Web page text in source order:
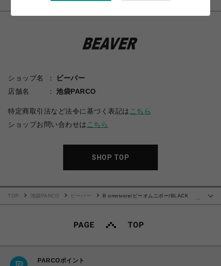
ショップ名
ビーバー
店舗名
池袋PARCO
特定商取引法など法令に基づく表記は こちら
ショップお問い合わせは こちら
SHOP TOP
TOP 池袋PARCO ビーバー
B omnivore/ビーオムニボー/BLACK
PARCOポイント